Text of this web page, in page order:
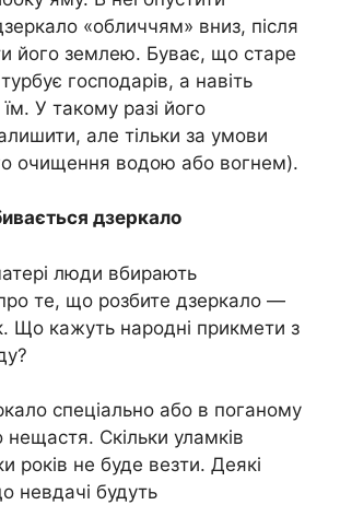
«обличчям» вниз, після
його землею. Буває, що старе
господарів, а навіть
У такому разі його
але тільки за умови
очищення водою або вогнем).
дзеркало
люди вбирають
те, що розбите дзеркало —
Що кажуть народні прикмети з
спеціально або в поганому
Скільки уламків
років не буде везти. Деякі
невдачі будуть